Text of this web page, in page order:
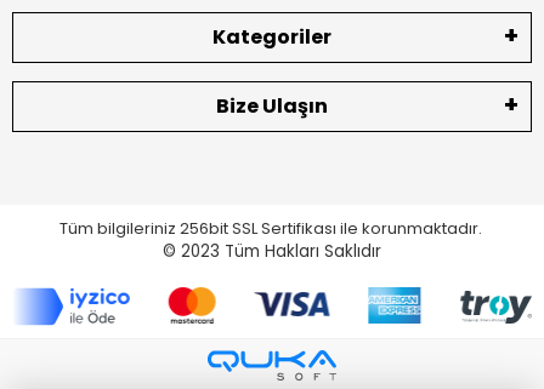
Kategoriler
Bize Ulaşın
Tüm bilgileriniz 256bit SSL Sertifikası ile korunmaktadır.
© 2023 Tüm Hakları Saklıdır